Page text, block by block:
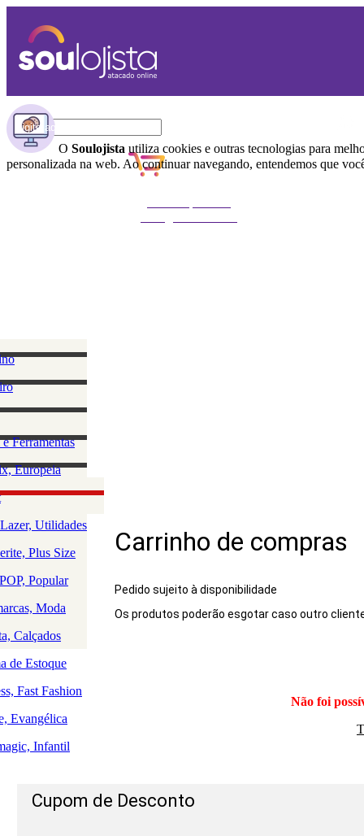
O Soulojista utiliza cookies e outras tecnologias para
personalizada na web. Ao continuar navegando, entendemos que
Acessórios
Masculino
e
Ferramentas
da Casa
Saúde
Europeia
Lingerie
Utilidades
Plus Size
Popular
Moda
Calçados
de Estoque
Fast Fashion
Evangélica
Infantil
Carrinho de compras
Pedido sujeito à disponibilidade
Os produtos poderão esgotar caso outro
Produto
Não foi
Cupom de Desconto